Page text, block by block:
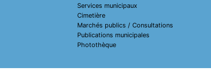
Services municipaux
Cimetière
Marchés publics / Consultations
Publications municipales
Photothèque